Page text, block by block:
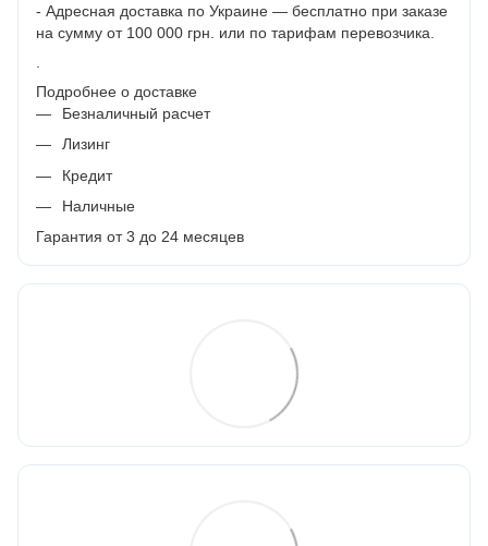
- Адресная доставка по Украине — бесплатно при заказе
на сумму от 100 000 грн. или по тарифам перевозчика.
Подробнее о доставке
Безналичный расчет
Лизинг
Кредит
Наличные
Гарантия от 3 до 24 месяцев